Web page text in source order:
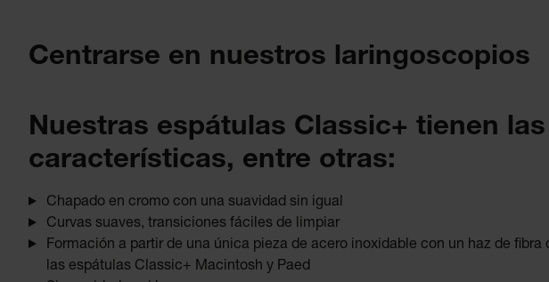
Centrarse en nuestros laringoscopios
Nuestras espátulas Classic+ tienen
características, entre otras:
Chapado en cromo con una suavidad sin igual
Curvas suaves, transiciones fáciles de limpiar
Formación a partir de una única pieza de acero inoxidable con un haz de
las espátulas Classic+ Macintosh y Paed